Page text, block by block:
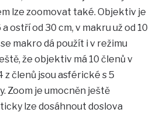
lze zoomovat také. Objektiv je
ostří od 30 cm, v makru už od 10
makro dá použít i v režimu
že objektiv má 10 členů v
z členů jsou asférické s 5
Zoom je umocněn ještě
lze dosáhnout doslova